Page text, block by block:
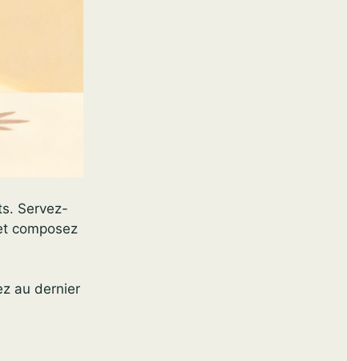
Servez-
composez
au dernier